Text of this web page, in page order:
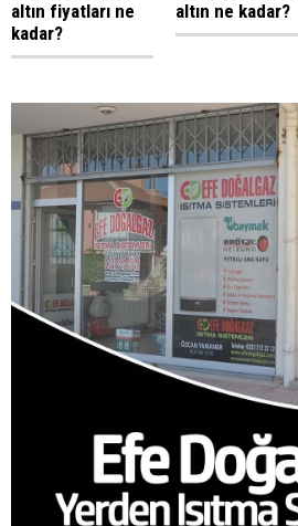
altın fiyatları ne
kadar?
altın ne kadar?